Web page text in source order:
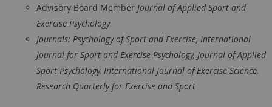
Advisory Board Member Journal of Applied Sport and
Exercise Psychology
Journals: Psychology of Sport and Exercise, International
Journal for Sport and Exercise Psychology, Journal of Applied
Sport Psychology, International Journal of Exercise Science,
Research Quarterly for Exercise and Sport